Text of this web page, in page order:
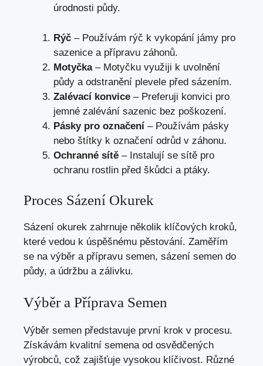
úrodnosti půdy.
Rýč – Používám rýč k vykopání jámy pro
sazenice a přípravu záhonů.
Motyčka– Motyčku využiji k uvolnění
půdy a odstranění plevele před sázením.
Zalévací konvice – Preferuji konvici pro
jemné zalévání sazenic bez poškození.
Pásky pro označení – Používám pásky
nebo štítky k označení odrůd v záhonu.
Ochranné sítě – Instalují se sítě pro
ochranu rostlin před škůdci a ptáky.
Proces Sázení Okurek
Sázení okurek zahrnuje několik klíčových kroků,
které vedou k úspěšnému pěstování. Zaměřím
se na výběr a přípravu semen, sázení semen do
půdy, a údržbu a zálivku.
Výběr a Příprava Semen
Výběr semen představuje první krok v procesu.
Získávám kvalitní semena od osvědčených
výrobců, což zajišťuje vysokou klíčivost. Různé